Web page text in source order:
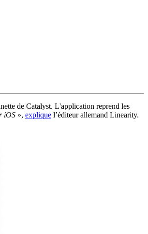
de Catalyst. L'application reprend les
iOS », explique l’éditeur allemand Linearity.